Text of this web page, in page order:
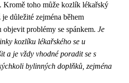
Kromě toho může kozlík lékařský
důležité zejména během
objevit problémy se spánkem. Je
kozlíku lékařského se u
a je vždy vhodné poradit se s
bylinných doplňků, zejména